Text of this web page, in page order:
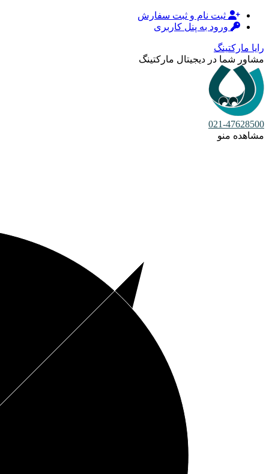
ثبت نام و ثبت سفارش
ورود به پنل کاربری
رایا مارکتینگ
مشاور شما در دیجیتال مارکتینگ
021-47628500
مشاهده منو